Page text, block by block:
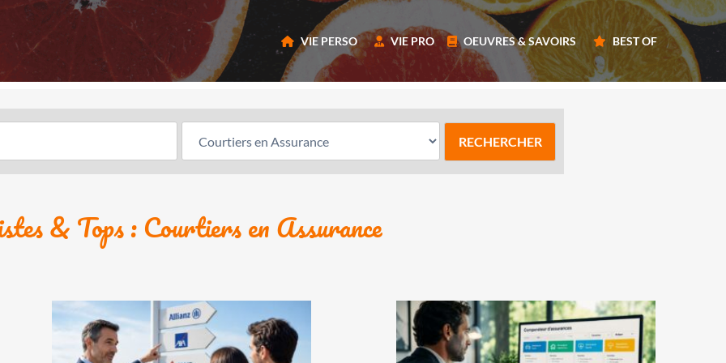
VIE PERSO VIE PRO OEUVRES & SAVOIRS BEST OF
& Tops : Courtiers en Assurance